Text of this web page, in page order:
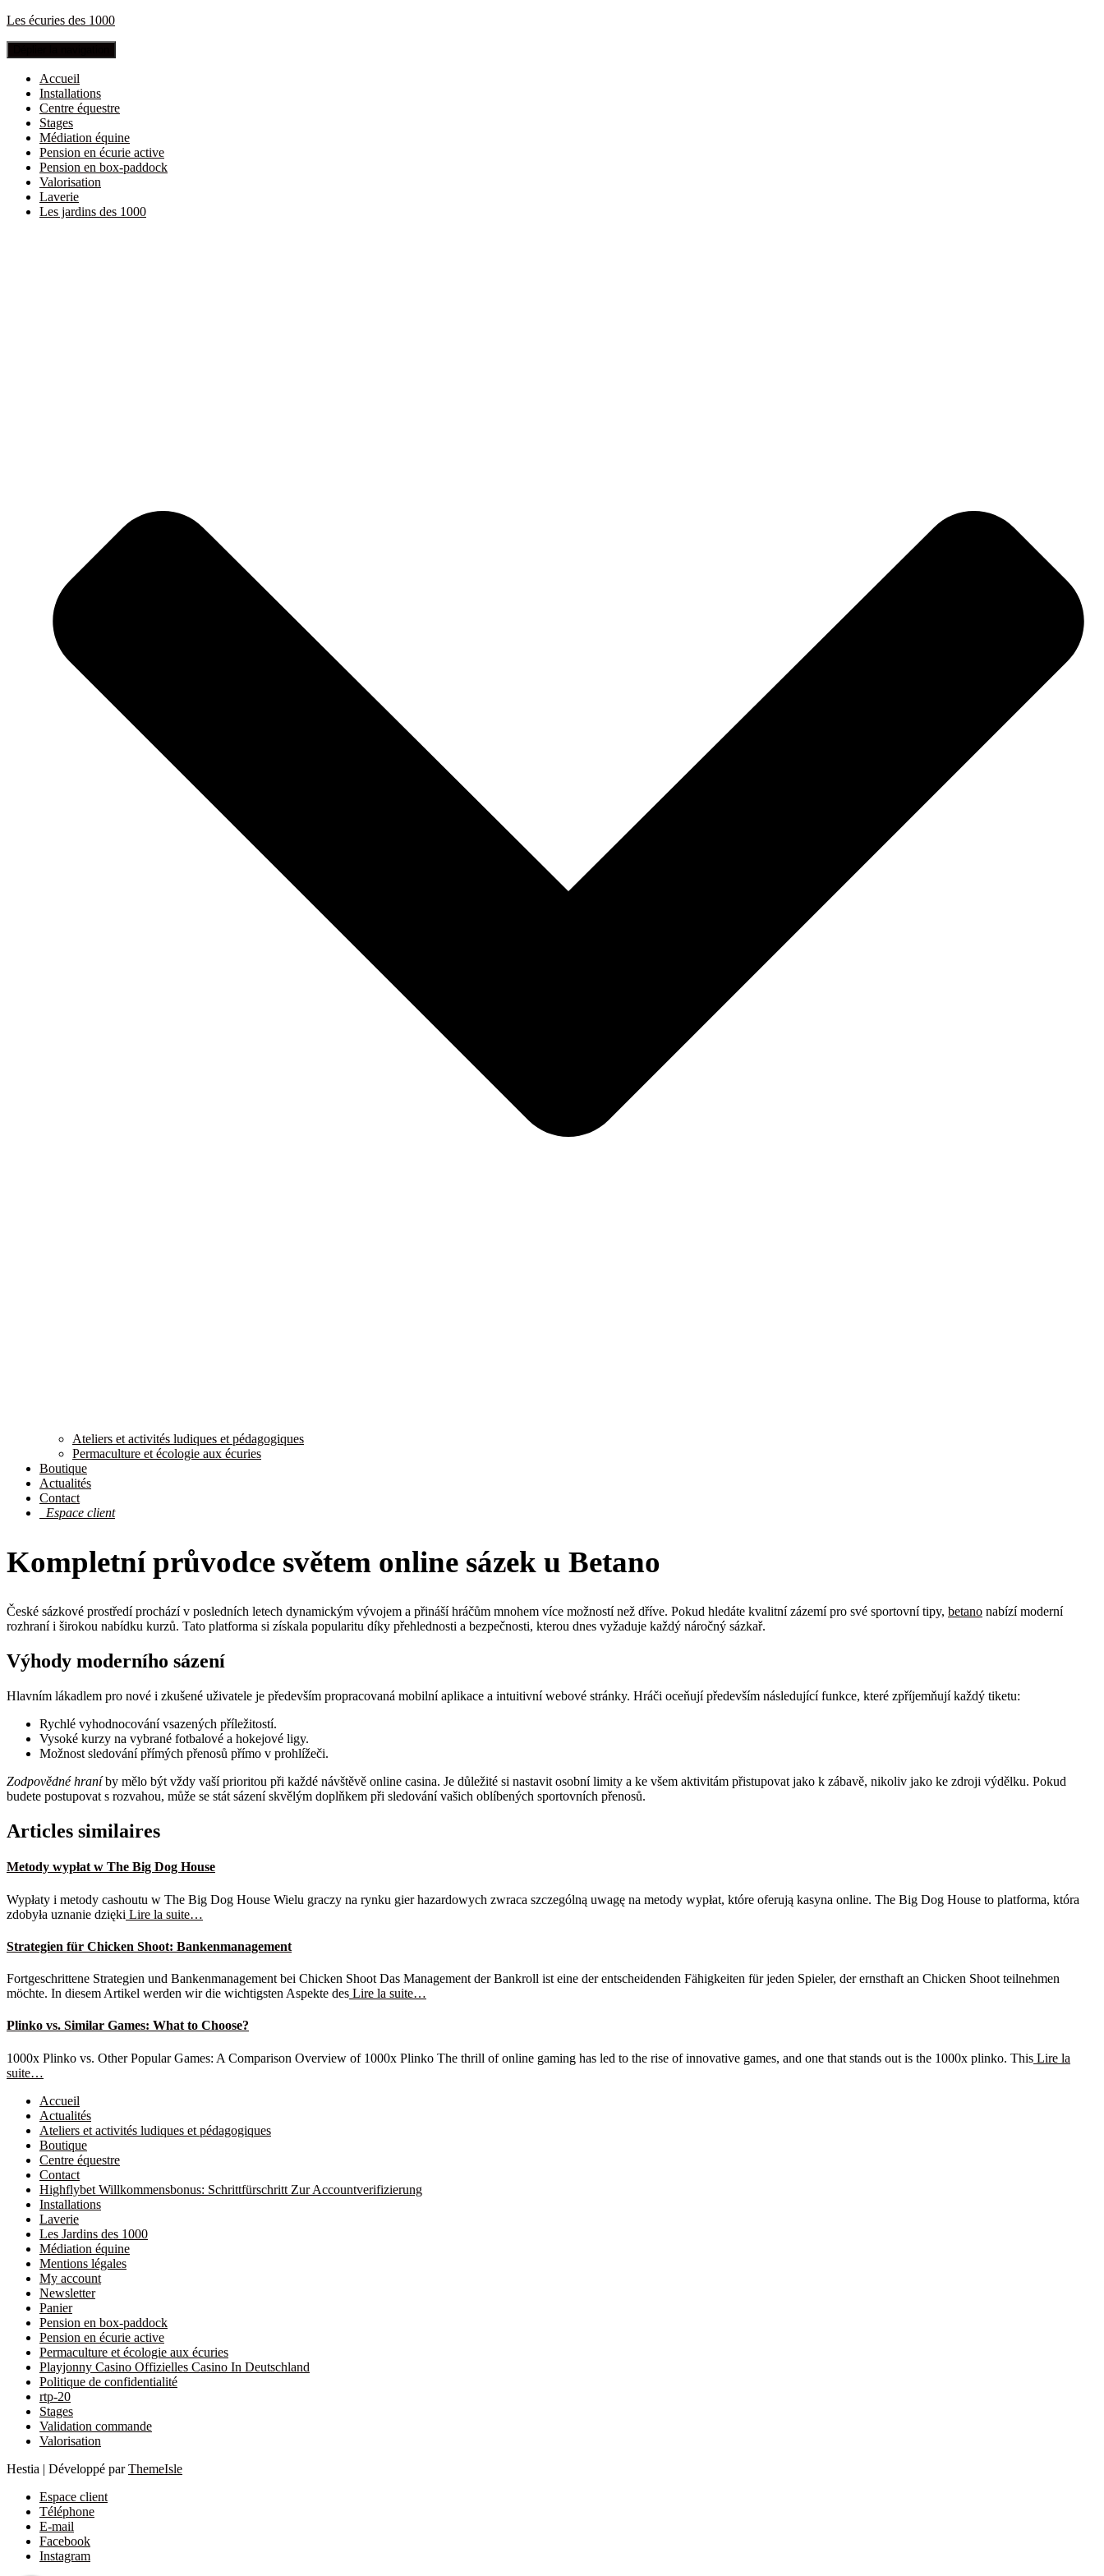
Les écuries des 1000
Accueil
Installations
Centre équestre
Stages
Médiation équine
Pension en écurie active
Pension en box-paddock
Valorisation
Laverie
Les jardins des 1000
Ateliers et activités ludiques et pédagogiques
Permaculture et écologie aux écuries
Boutique
Actualités
Contact
Espace client
Kompletní průvodce světem online sázek u Betano
České sázkové prostředí prochází v posledních letech dynamickým vývojem a přináší hráčům mnohem více možností než dříve. Pokud hledáte kvalitní zázemí pro své sportovní tipy, betano nabízí moderní
rozhraní i širokou nabídku kurzů. Tato platforma si získala popularitu díky přehlednosti a bezpečnosti, kterou dnes vyžaduje každý náročný sázkař.
Výhody moderního sázení
Hlavním lákadlem pro nové i zkušené uživatele je především propracovaná mobilní aplikace a intuitivní webové stránky. Hráči oceňují především následující funkce, které zpříjemňují každý tiketu:
Rychlé vyhodnocování vsazených příležitostí.
Vysoké kurzy na vybrané fotbalové a hokejové ligy.
Možnost sledování přímých přenosů přímo v prohlížeči.
Zodpovědné hraníby mělo být vždy vaší prioritou při každé návštěvě online casina. Je důležité si nastavit osobní limity a ke všem aktivitám přistupovat jako k zábavě, nikoliv jako ke zdroji výdělku. Pokud
budete postupovat s rozvahou, může se stát sázení skvělým doplňkem při sledování vašich oblíbených sportovních přenosů.
Articles similaires
Metody wypłat w The Big Dog House
Wypłaty i metody cashoutu w The Big Dog House Wielu graczy na rynku gier hazardowych zwraca szczególną uwagę na metody wypłat, które oferują kasyna online. The Big Dog House to platforma, która
zdobyła uznanie dzięki Lire la suite…
Strategien für Chicken Shoot: Bankenmanagement
Fortgeschrittene Strategien und Bankenmanagement bei Chicken Shoot Das Management der Bankroll ist eine der entscheidenden Fähigkeiten für jeden Spieler, der ernsthaft an Chicken Shoot teilnehmen
möchte. In diesem Artikel werden wir die wichtigsten Aspekte des Lire la suite…
Plinko vs. Similar Games: What to Choose?
1000x Plinko vs. Other Popular Games: A Comparison Overview of 1000x Plinko The thrill of online gaming has led to the rise of innovative games, and one that stands out is the 1000x plinko. This Lire la
suite…
Accueil
Actualités
Ateliers et activités ludiques et pédagogiques
Boutique
Centre équestre
Contact
Highflybet Willkommensbonus: Schrittfürschritt Zur Accountverifizierung
Installations
Laverie
Les Jardins des 1000
Médiation équine
Mentions légales
My account
Newsletter
Panier
Pension en box-paddock
Pension en écurie active
Permaculture et écologie aux écuries
Playjonny Casino Offizielles Casino In Deutschland
Politique de confidentialité
rtp-20
Stages
Validation commande
Valorisation
Hestia | Développé parThemeIsle
Espace client
Téléphone
E-mail
Facebook
Instagram